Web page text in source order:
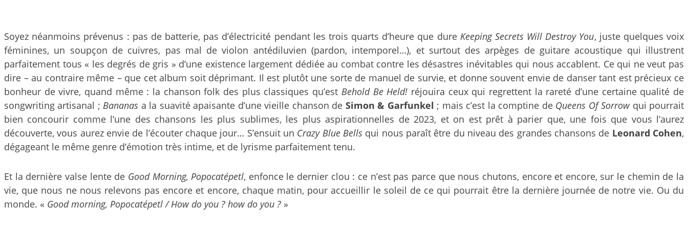
Soyez néanmoins prévenus : pas de batterie, pas d’électricité pendant les trois quarts d’heure que dure Keeping Secrets Will Destroy You, juste quelques voix
féminines, un soupçon de cuivres, pas mal de violon antédiluvien (pardon, intemporel…), et surtout des arpèges de guitare acoustique qui illustrent
parfaitement tous « les degrés de gris » d’une existence largement dédiée au combat contre les désastres inévitables qui nous accablent. Ce qui ne veut pas
dire – au contraire même – que cet album soit déprimant. Il est plutôt une sorte de manuel de survie, et donne souvent envie de danser tant est précieux ce
bonheur de vivre, quand même : la chanson folk des plus classiques qu’est Behold Be Held! réjouira ceux qui regrettent la rareté d’une certaine qualité de
songwriting artisanal ;Bananas a la suavité apaisante d’une vieille chanson de Simon & Garfunkel ; mais c’est la comptine de Queens Of Sorrowqui pourrait
bien concourir comme l’une des chansons les plus sublimes, les plus aspirationnelles de 2023, et on est prêt à parier que, une fois que vous l’aurez
découverte, vous aurez envie de l’écouter chaque jour… S’ensuit un Crazy Blue Bells qui nous paraît être du niveau des grandes chansons de Leonard Cohen,
dégageant le même genre d’émotion très intime, et de lyrisme parfaitement tenu.
Et la dernière valse lente de Good Morning, Popocatépetl, enfonce le dernier clou : ce n’est pas parce que nous chutons, encore et encore, sur le chemin de la
vie, que nous ne nous relevons pas encore et encore, chaque matin, pour accueillir le soleil de ce qui pourrait être la dernière journée de notre vie. Ou du
monde. « Good morning, Popocatépetl / How do you ? how do you ? »